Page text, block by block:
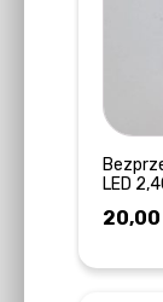
LED
20,00